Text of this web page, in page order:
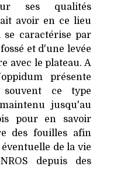
ses qualités
avoir en ce lieu
caractérise par
et d'une levée
avec le plateau. A
présente
ce type
jusqu'au
pour en savoir
des fouilles afin
de la vie
depuis des